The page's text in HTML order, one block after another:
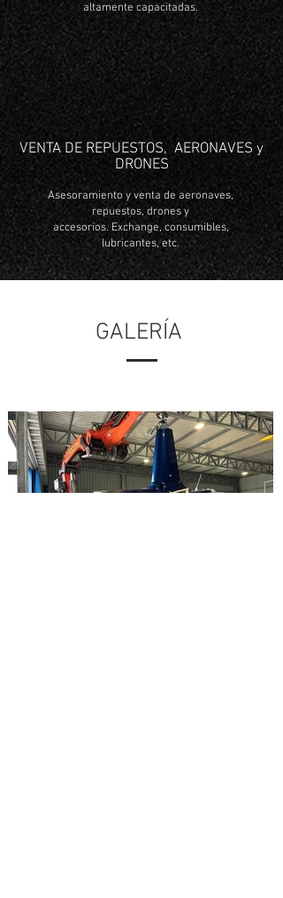
altamente capacitadas.
VENTA DE REPUESTOS, AERONAVES y
DRONES
Asesoramiento y venta de aeronaves,
repuestos, drones y
accesorios. Exchange, consumibles,
lubricantes, etc.
GALERÍA